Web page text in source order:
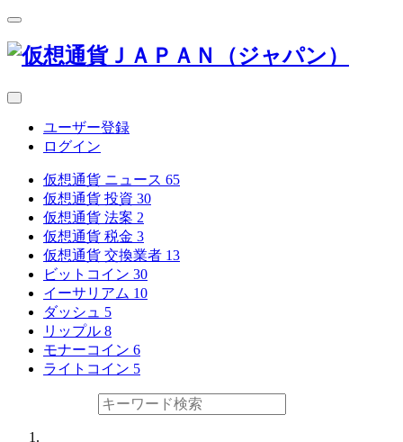
ユーザー登録
ログイン
仮想通貨 ニュース 65
仮想通貨 投資 30
仮想通貨 法案 2
仮想通貨 税金 3
仮想通貨 交換業者 13
ビットコイン 30
イーサリアム 10
ダッシュ 5
リップル 8
モナーコイン 6
ライトコイン 5